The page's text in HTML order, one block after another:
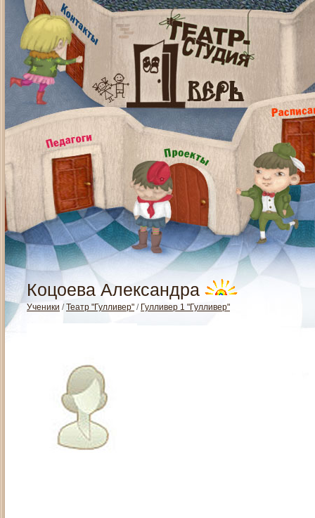
Коцоева Александра
Ученики /Театр "Гулливер" / Гулливер 1 "Гулливер"